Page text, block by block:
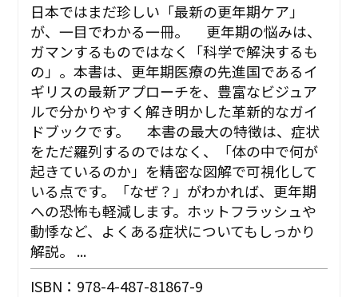
日本ではまだ珍しい「最新の更年期ケア」
が、一目でわかる一冊。 更年期の悩みは、
ガマンするものではなく「科学で解決するも
の」。本書は、更年期医療の先進国であるイ
ギリスの最新アプローチを、豊富なビジュア
ルで分かりやすく解き明かした革新的なガイ
ドブックです。 本書の最大の特徴は、症状
をただ羅列するのではなく、「体の中で何が
起きているのか」を精密な図解で可視化して
いる点です。「なぜ？」がわかれば、更年期
への恐怖も軽減します。ホットフラッシュや
動悸など、よくある症状についてもしっかり
解説。 ...
ISBN：978-4-487-81867-9